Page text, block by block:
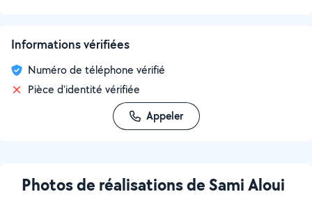
Informations vérifiées
Numéro de téléphone vérifié
Pièce d'identité vérifiée
Appeler
Photos de réalisations de Sami Aloui